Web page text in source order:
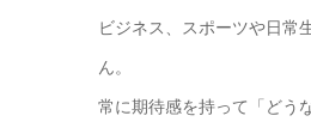
ビジネス、スポーツや日常
ん。
常に期待感を持って「どう